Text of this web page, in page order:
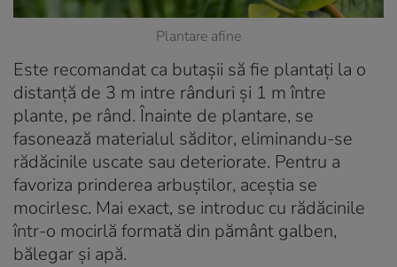
Plantare afine
Este recomandat ca butașii să fie plantați la o
distanță de 3 m intre rânduri și 1 m între
plante, pe rând. Înainte de plantare, se
fasonează materialul săditor, eliminandu-se
rădăcinile uscate sau deteriorate. Pentru a
favoriza prinderea arbuștilor, aceștia se
mocirlesc. Mai exact, se introduc cu rădăcinile
într-o mocirlă formată din pământ galben,
bălegar și apă.